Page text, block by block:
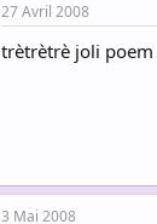
27 Avril 2008
trètrètrè joli
3 Mai 2008